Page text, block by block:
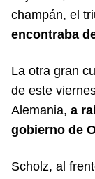
champán, el
encontraba
La otra gran
de este
Alemania, a
gobierno de
Scholz, al